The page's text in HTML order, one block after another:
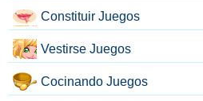
Constituir Juegos
Vestirse Juegos
Cocinando Juegos